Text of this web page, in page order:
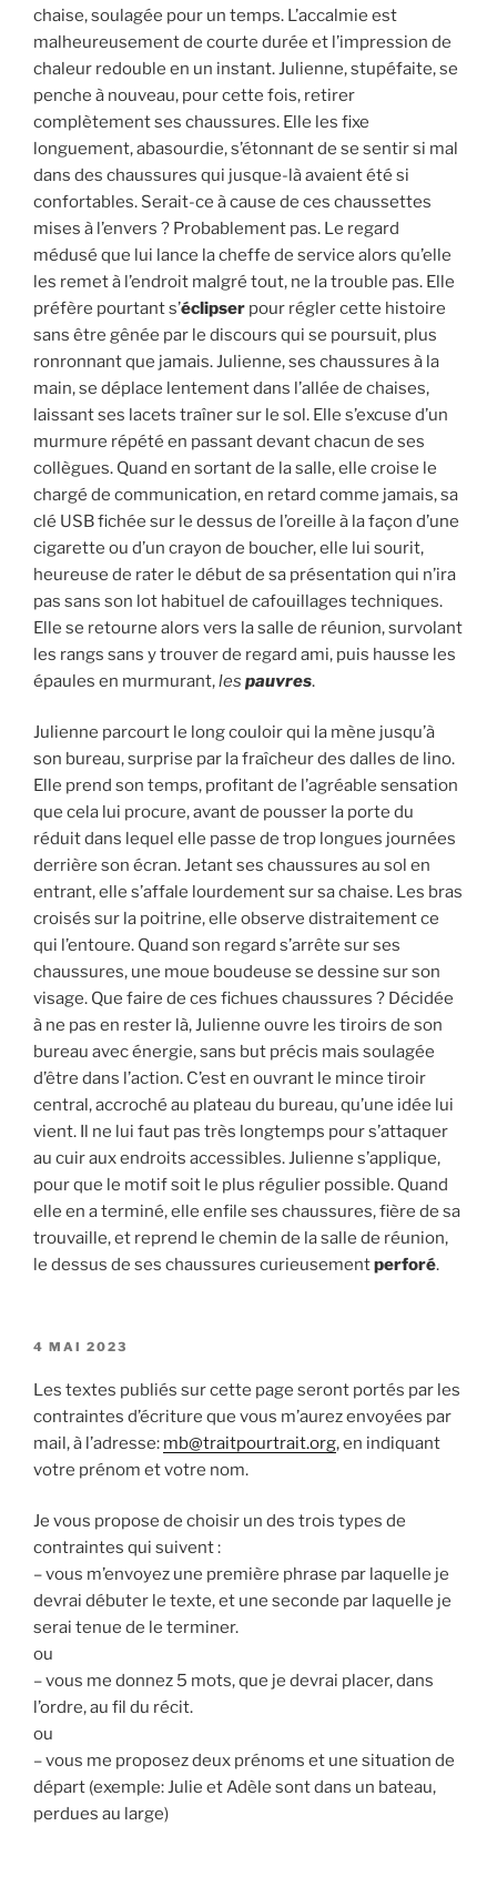
chaise, soulagée pour un temps. L’accalmie est
malheureusement de courte durée et l’impression de
chaleur redouble en un instant. Julienne, stupéfaite, se
penche à nouveau, pour cette fois, retirer
complètement ses chaussures. Elle les fixe
longuement, abasourdie, s’étonnant de se sentir si mal
dans des chaussures qui jusque-là avaient été si
confortables. Serait-ce à cause de ces chaussettes
mises à l’envers ? Probablement pas. Le regard
médusé que lui lance la cheffe de service alors qu’elle
les remet à l’endroit malgré tout, ne la trouble pas. Elle
préfère pourtant s’éclipser pour régler cette histoire
sans être gênée par le discours qui se poursuit, plus
ronronnant que jamais. Julienne, ses chaussures à la
main, se déplace lentement dans l’allée de chaises,
laissant ses lacets traîner sur le sol. Elle s’excuse d’un
murmure répété en passant devant chacun de ses
collègues. Quand en sortant de la salle, elle croise le
chargé de communication, en retard comme jamais, sa
clé USB fichée sur le dessus de l’oreille à la façon d’une
cigarette ou d’un crayon de boucher, elle lui sourit,
heureuse de rater le début de sa présentation qui n’ira
pas sans son lot habituel de cafouillages techniques.
Elle se retourne alors vers la salle de réunion, survolant
les rangs sans y trouver de regard ami, puis hausse les
épaules en murmurant,les pauvres.
Julienne parcourt le long couloir qui la mène jusqu’à
son bureau, surprise par la fraîcheur des dalles de lino.
Elle prend son temps, profitant de l’agréable sensation
que cela lui procure, avant de pousser la porte du
réduit dans lequel elle passe de trop longues journées
derrière son écran. Jetant ses chaussures au sol en
entrant, elle s’affale lourdement sur sa chaise. Les bras
croisés sur la poitrine, elle observe distraitement ce
qui l’entoure. Quand son regard s’arrête sur ses
chaussures, une moue boudeuse se dessine sur son
visage. Que faire de ces fichues chaussures ? Décidée
à ne pas en rester là, Julienne ouvre les tiroirs de son
bureau avec énergie, sans but précis mais soulagée
d’être dans l’action. C’est en ouvrant le mince tiroir
central, accroché au plateau du bureau, qu’une idée lui
vient. Il ne lui faut pas très longtemps pour s’attaquer
au cuir aux endroits accessibles. Julienne s’applique,
pour que le motif soit le plus régulier possible. Quand
elle en a terminé, elle enfile ses chaussures, fière de sa
trouvaille, et reprend le chemin de la salle de réunion,
le dessus de ses chaussures curieusementperforé.
PUBLIÉ
4 MAI 2023
Les textes publiés sur cette page seront portés par les
contraintes d’écriture que vous m’aurez envoyées par
mail, à l’adresse: mb@traitpourtrait.org, en indiquant
votre prénom et votre nom.
Je vous propose de choisir un des trois types de
contraintes qui suivent :
– vous m’envoyez une première phrase par laquelle je
devrai débuter le texte, et une seconde par laquelle je
serai tenue de le terminer.
ou
– vous me donnez 5 mots, que je devrai placer, dans
l’ordre, au fil du récit.
ou
– vous me proposez deux prénoms et une situation de
départ (exemple: Julie et Adèle sont dans un bateau,
perdues au large)